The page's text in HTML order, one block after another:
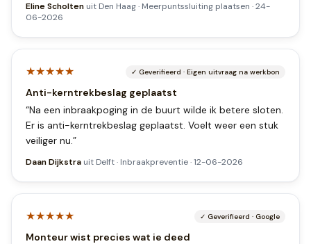
Eline Scholten uit Den Haag· Meerpuntssluiting plaatsen ·24-
06-2026
★★★★★ ✓ Geverifieerd · Eigen uitvraag na werkbon
Anti-kerntrekbeslag geplaatst
“Na een inbraakpoging in de buurt wilde ik betere sloten.
Er is anti-kerntrekbeslag geplaatst. Voelt weer een stuk
veiliger nu.”
Daan Dijkstra uit Delft· Inbraakpreventie·12-06-2026
★★★★★ ✓ Geverifieerd · Google
Monteur wist precies wat ie deed